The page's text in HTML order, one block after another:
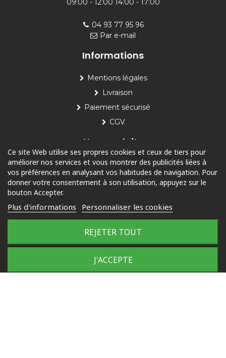
09:00 - 12:00 14:00 - 17:00
04 93 77 95 96
Par e-mail
Informations
Mentions légales
Livraison
Paiement sécurisé
CGV
Nos produits
Piscine
Jardin
Outdoor
© 2025 Tous droits réservés
Plan du site
Ce site Web utilise ses propres cookies et ceux de tiers pour
améliorer nos services et vous montrer des publicités liées à
vos préférences en analysant vos habitudes de navigation. Pour
donner votre consentement à son utilisation, appuyez sur le
bouton Accepter.
Plus d'informations Personnaliser les cookies
REJETER TOUT
J'ACCEPTE